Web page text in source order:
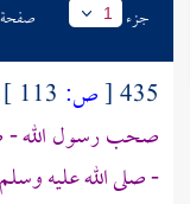
جزء 1 صفحة
435
[ص:
صحب رسول الله -
- صلى الله عليه